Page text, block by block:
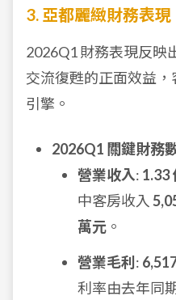
3. 亞都麗緻財務表現
2026Q1 財務表現反映
交流復甦的正面效益，
引擎。
2026Q1 關鍵財務
營業收入: 1.33
中客房收入
萬元 。
營業毛利 :
利率由去年同